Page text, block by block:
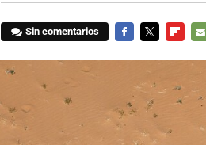
Sin comentarios